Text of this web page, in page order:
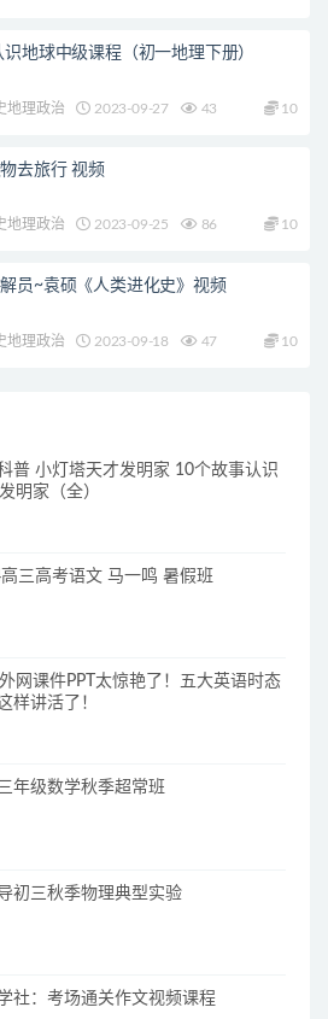
识地球中级课程（初一地理下册）
地理政治 2023-09-27 43 10
去旅行 视频
地理政治 2023-09-25 86 10
员~袁硕《人类进化史》视频
地理政治 2023-09-18 47 10
普 小灯塔天才发明家 10个故事认识
明家（全）
三高考语文 马一鸣 暑假班
网课件PPT太惊艳了！五大英语时态
样讲活了！
年级数学秋季超常班
初三秋季物理典型实验
社：考场通关作文视频课程